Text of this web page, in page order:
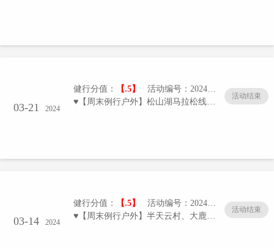
03-21 2024
健行分值： 【.5】
活动编号：20240321-01/005
♥【周末例行户外】松山湖马拉松线路拉练
活动结束
03-14 2024
健行分值： 【.5】
活动编号：20240314-01/005
♥【周末例行户外】半天云村、大鹿港、抛狗岭休闲徒步
活动结束